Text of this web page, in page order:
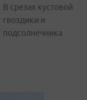
В срезах кустовой
гвоздики и
подсолнечника